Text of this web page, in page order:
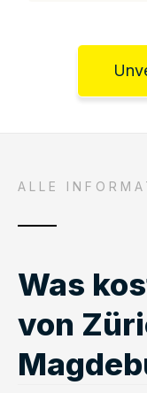
ALLE
Was
von